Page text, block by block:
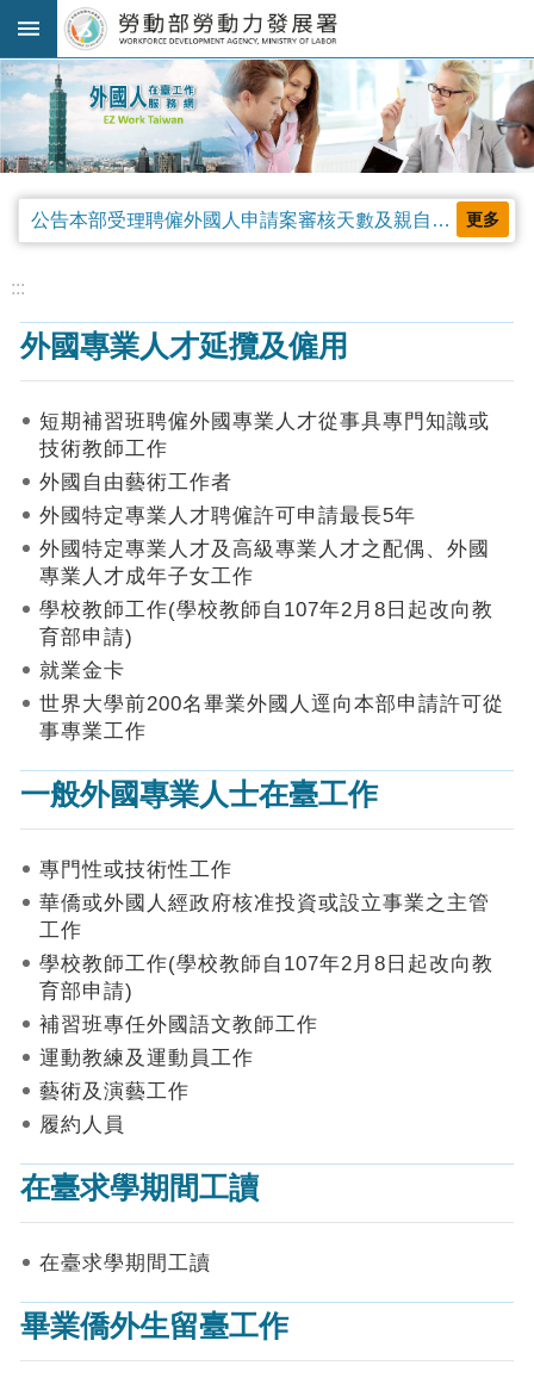
跳到主要內容區塊
進
階
搜
尋
規
公
告
及
釋
查
作
申
及
工
知
機
申
請
表
上
申
請
請
進
:::
公告本部受理聘僱外國人申請案審核天數及親自領件相關事項，並自中華民國115年4月13日生效。 更多
:::
外國專業人才延攬及僱用
短期補習班聘僱外國專業人才從事具專門知識或
技術教師工作
外國自由藝術工作者
外國特定專業人才聘僱許可申請最長5年
外國特定專業人才及高級專業人才之配偶、外國
專業人才成年子女工作
學校教師工作(學校教師自107年2月8日起改向教
育部申請)
就業金卡
世界大學前200名畢業外國人逕向本部申請許可從
事專業工作
一般外國專業人士在臺工作
專門性或技術性工作
華僑或外國人經政府核准投資或設立事業之主管
工作
學校教師工作(學校教師自107年2月8日起改向教
育部申請)
補習班專任外國語文教師工作
運動教練及運動員工作
藝術及演藝工作
履約人員
在臺求學期間工讀
在臺求學期間工讀
畢業僑外生留臺工作